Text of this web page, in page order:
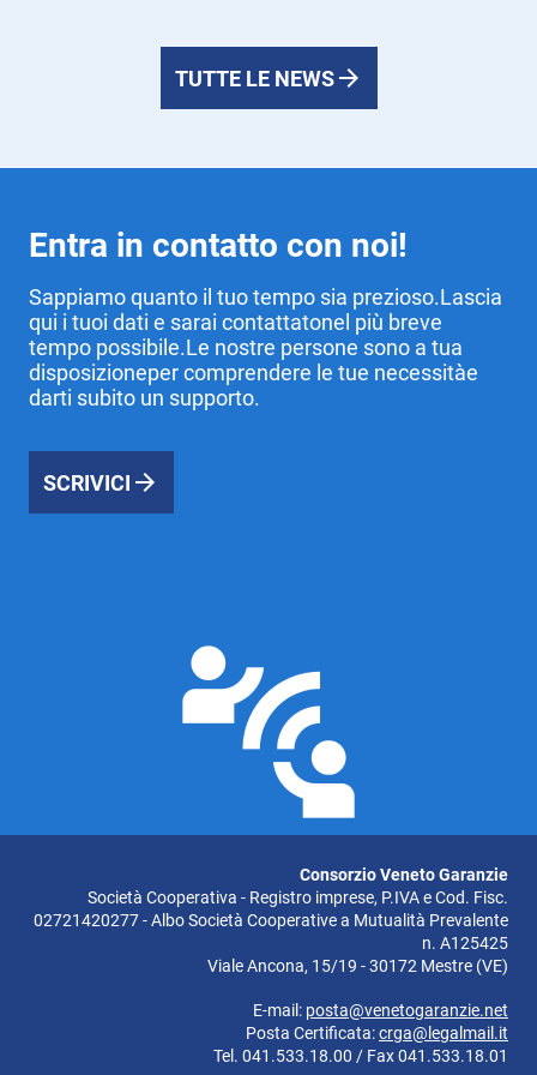
TUTTE LE NEWS
Entra in contatto con noi!
Sappiamo quanto il tuo tempo sia prezioso.Lascia
qui i tuoi dati e sarai contattatonel più breve
tempo possibile.Le nostre persone sono a tua
disposizioneper comprendere le tue necessitàe
darti subito un supporto.
SCRIVICI
Consorzio Veneto Garanzie
Società Cooperativa - Registro imprese, P.IVA e Cod. Fisc.
02721420277 - Albo Società Cooperative a Mutualità Prevalente
n. A125425
Viale Ancona, 15/19 - 30172 Mestre (VE)
E-mail: posta@venetogaranzie.net
Posta Certificata:crga@legalmail.it
Tel. 041.533.18.00 / Fax 041.533.18.01